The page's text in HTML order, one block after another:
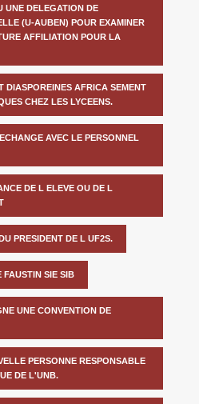
UNE DELEGATION DE
(U-AUBEN) POUR EXAMINER
AFFILIATION POUR LA
DIASPOREINES AFRICA SEMENT
CHEZ LES LYCEENS.
AVEC LE PERSONNEL
DE L ELEVE OU DE L
PRESIDENT DE L UF2S.
FAUSTIN SIE SIB
UNE CONVENTION DE
PERSONNE RESPONSABLE
DE L'UNB.